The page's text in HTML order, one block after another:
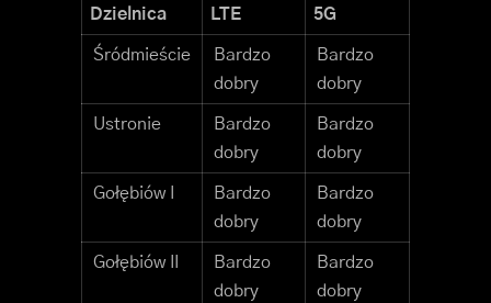
Dzielnica LTE 5G
Śródmieście
Bardzo
dobry
Bardzo
dobry
Ustronie
Bardzo
dobry
Bardzo
dobry
Gołębiów I
Bardzo
dobry
Bardzo
dobry
Gołębiów II
Bardzo
dobry
Bardzo
dobry